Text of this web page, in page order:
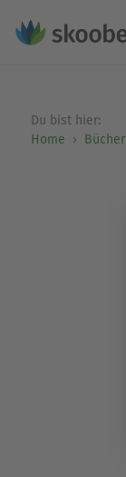
Du bist hier:
Home
Bücher